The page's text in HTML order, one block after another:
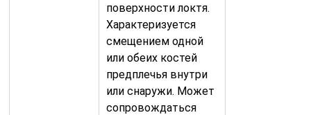
поверхности локтя.
Характеризуется
смещением одной
или обеих костей
предплечья внутри
или снаружи. Может
сопровождаться